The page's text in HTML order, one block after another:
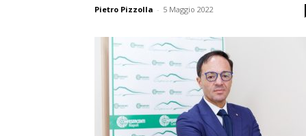
Pietro Pizzolla - 5 Maggio 2022